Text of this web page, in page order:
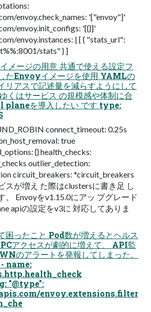
envoy.check_names: '["envoy"]'
envoy.init_configs: '[{}]'
envoy.instances: | [ { "stats_url":
stats" } ]
メージの用意 共通で使える設定フ
たEnvoyイメージを使用 YAMLの
リアスで記述量を減らすようにして
くはサービス の規模感や体制に合
planeを導入したい です type:
connect_timeout: 0.25s
true
{} health_checks:
outlier_detection:
circuit_breakers: *circuit_breakers
スが増え た際はclustersに書き足 し
。 Envoyをv1.15.0にアッ プグレード
apiの設定をv3に 対応してありま
困ったこと Pod数が増えるとヘルス
アクセスが劇的に増えて、 API監
のアラートを発報してしまった。
name:
"@type":
envoy.extensions.filter